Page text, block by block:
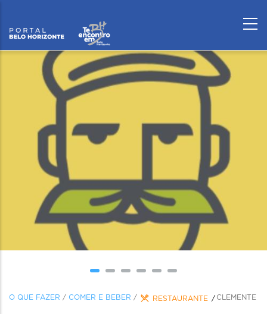
O QUE FAZER / COMER E BEBER / RESTAURANTE CLEMENTE